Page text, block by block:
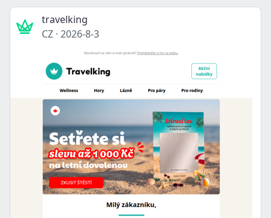
travelking
CZ · 2026-8-3